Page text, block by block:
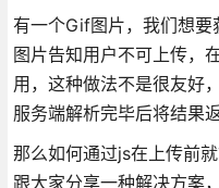
有一个Gif图片，我们想要
图片告知用户不可上传，
用，这种做法不是很友好
服务端解析完毕后将结果
那么如何通过js在上传前
跟大家分享一种解决方案